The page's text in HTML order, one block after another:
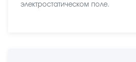
электростатическом поле.